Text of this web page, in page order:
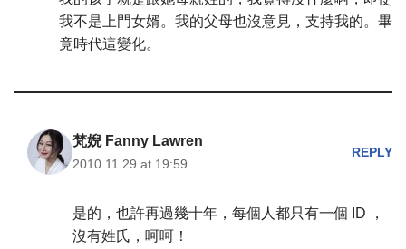
我不是上門女婿。我的父母也沒意見，支持我的。畢
竟時代這變化。
梵婗 Fanny Lawren
2010.11.29 at 19:59
REPLY
是的，也許再過幾十年，每個人都只有一個 ID ，
沒有姓氏，呵呵！